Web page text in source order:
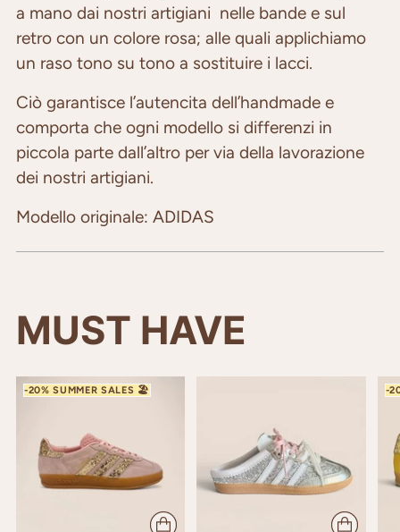
a mano dai nostri artigiani nelle bande e sul
retro con un colore rosa; alle quali applichiamo
un raso tono su tono a sostituire i lacci.
Ciò garantisce l’autencita dell’handmade e
comporta che ogni modello si differenzi in
piccola parte dall’altro per via della lavorazione
dei nostri artigiani.
Modello originale: ADIDAS
MUST HAVE